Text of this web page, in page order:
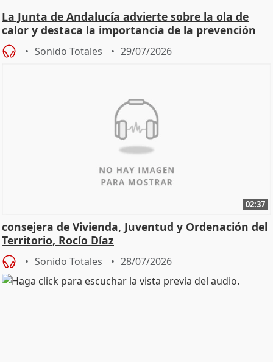
La Junta de Andalucía advierte sobre la ola de
calor y destaca la importancia de la prevención
Sonido Totales 29/07/2026
02:37
consejera de Vivienda, Juventud y Ordenación del
Territorio, Rocío Díaz
Sonido Totales 28/07/2026